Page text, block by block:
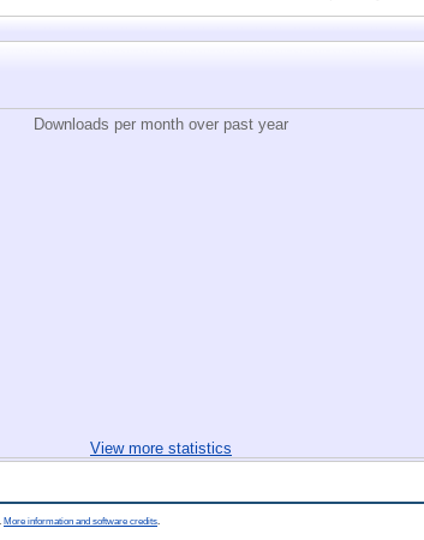
Downloads per month over past year
View more statistics
More information and software credits